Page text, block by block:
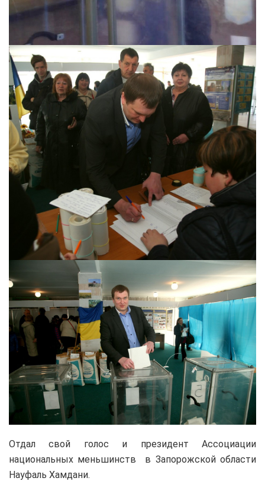
Отдал свой голос и президент Ассоциации
национальных меньшинств в Запорожской области
Науфаль Хамдани.